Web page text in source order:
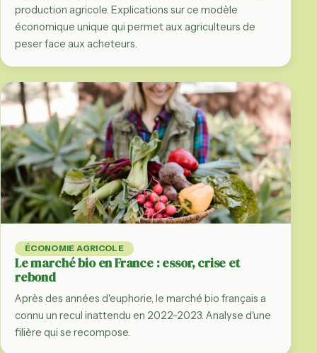
production agricole. Explications sur ce modèle
économique unique qui permet aux agriculteurs de
peser face aux acheteurs.
ÉCONOMIE AGRICOLE
Le marché bio en France : essor, crise et
rebond
Après des années d'euphorie, le marché bio français a
connu un recul inattendu en 2022-2023. Analyse d'une
filière qui se recompose.